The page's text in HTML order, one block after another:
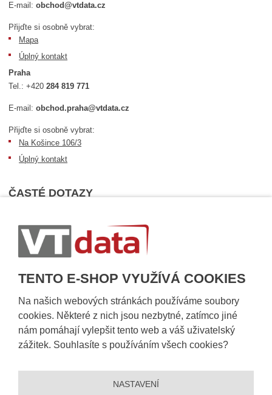
TENTO E-SHOP VYUŽÍVÁ COOKIES
Na našich webových stránkách používáme soubory
cookies. Některé z nich jsou nezbytné, zatímco jiné
nám pomáhají vylepšit tento web a váš uživatelský
zážitek. Souhlasíte s používáním všech cookies?
NASTAVENÍ
E-mail:obchod@vtdata.cz
Přijďte si osobně vybrat:
Mapa
Úplný kontakt
Praha
Tel.:+420284 819 771
E-mail:obchod.praha@vtdata.cz
Přijďte si osobně vybrat:
Na Košince 106/3
Úplný kontakt
ČASTÉ DOTAZY
Dopravní podmínky
Sledování zásilek
Informace k dostupnosti zboží
Obecné informace